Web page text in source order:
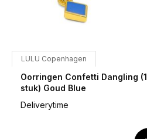
LULU Copenhagen
Oorringen Confetti Dangling (1
stuk) Goud Blue
Deliverytime